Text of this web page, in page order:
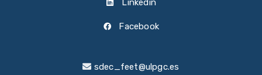
Linkedin
Facebook
sdec_feet@ulpgc.es